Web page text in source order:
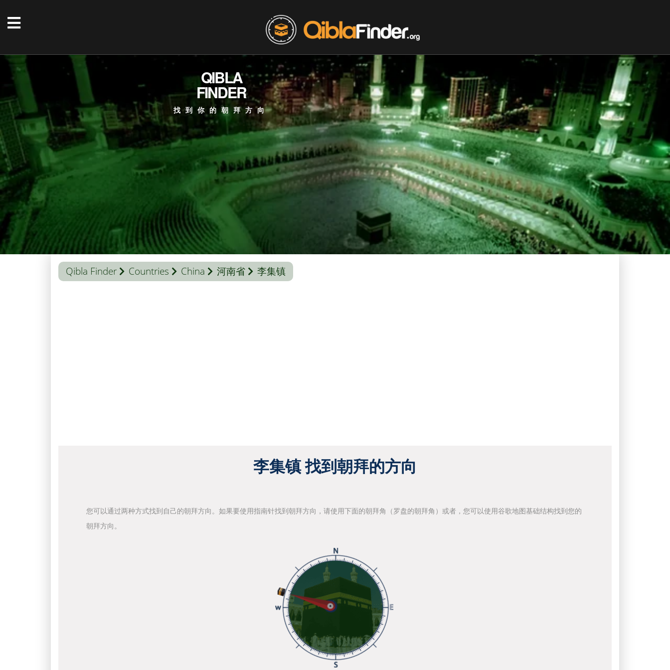
QIBLA
FINDER
找到你的朝拜方向
Qibla Finder Countries China 河南省 李集镇
李集镇 找到朝拜的方向
您可以通过两种方式找到自己的朝拜方向。如果要使用指南针找到朝拜方向，请使用下面的朝拜角（罗盘的朝拜角）或者，您可以使用谷歌地图基础结构找到您的
朝拜方向。